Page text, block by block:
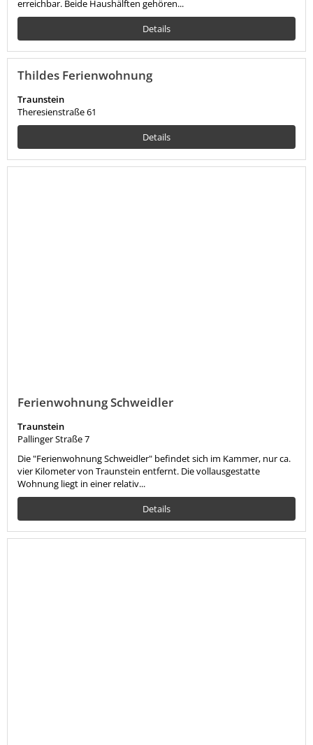
erreichbar. Beide Haushälften gehören...
Details
Thildes Ferienwohnung
Traunstein
Theresienstraße 61
Details
Ferienwohnung Schweidler
Traunstein
Pallinger Straße 7
Die "Ferienwohnung Schweidler" befindet sich im Kammer, nur ca.
vier Kilometer von Traunstein entfernt. Die vollausgestatte
Wohnung liegt in einer relativ...
Details